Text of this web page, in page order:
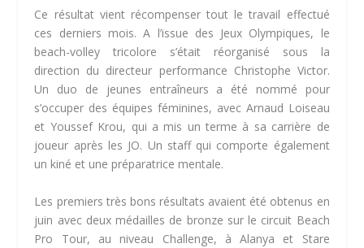
Ce résultat vient récompenser tout le travail effectué
ces derniers mois. A l’issue des Jeux Olympiques, le
beach-volley tricolore s’était réorganisé sous la
direction du directeur performance Christophe Victor.
Un duo de jeunes entraîneurs a été nommé pour
s’occuper des équipes féminines, avec Arnaud Loiseau
et Youssef Krou, qui a mis un terme à sa carrière de
joueur après les JO. Un staff qui comporte également
un kiné et une préparatrice mentale.
Les premiers très bons résultats avaient été obtenus en
juin avec deux médailles de bronze sur le circuit Beach
Pro Tour, au niveau Challenge, à Alanya et Stare